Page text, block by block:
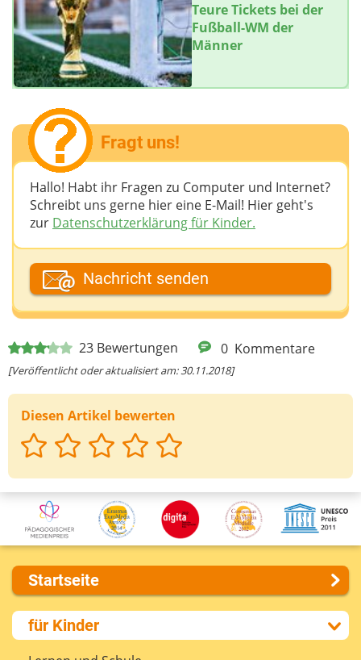
23 Bewertungen 0 Kommentare
[Veröffentlicht oder aktualisiert am: 30.11.2018]
Diesen Artikel bewerten
Teure Tickets bei der
Fußball-WM der
Männer
Fragt uns!
Hallo! Habt ihr Fragen zu Computer und Internet?
Schreibt uns gerne hier eine E-Mail! Hier geht's
zur Datenschutzerklärung für Kinder.
Dein Fantasiename
Deine E-Mail-Adresse (wenn du eine Antwort
möchtest)
Deine Nachricht
Nachricht senden
Startseite
Über uns
Presse
für Kinder